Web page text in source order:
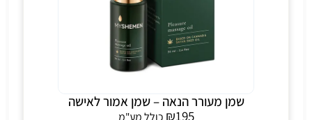
שמן מעורר הנאה – שמן אמור לאישה
₪195 כולל מע"מ